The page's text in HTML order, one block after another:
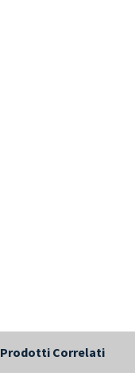
Prodotti Correlati